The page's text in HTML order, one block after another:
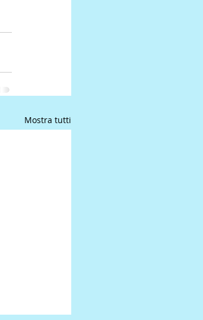
Mostra tutti